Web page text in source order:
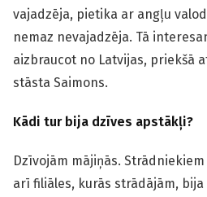
vajadzēja, pietika ar angļu
nemaz nevajadzēja. Tā
aizbraucot no Latvijas, priekšā
stāsta Saimons.
Kādi tur bija dzīves apstākļi?
Dzīvojām mājiņās.
arī filiāles, kurās strādājām,